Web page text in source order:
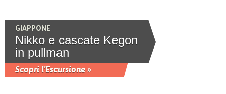
GIAPPONE
Nikko e cascate Kegon
in pullman
Scopri l'Escursione »